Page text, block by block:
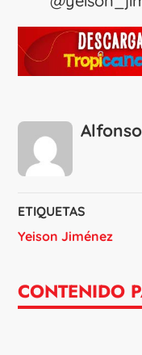
ETIQUETAS
Yeison Jiménez
CONTENIDO